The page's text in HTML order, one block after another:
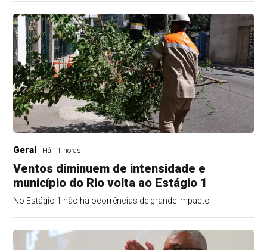
Geral Há 11 horas
Ventos diminuem de intensidade e
município do Rio volta ao Estágio 1
No Estágio 1 não há ocorrências de grande impacto